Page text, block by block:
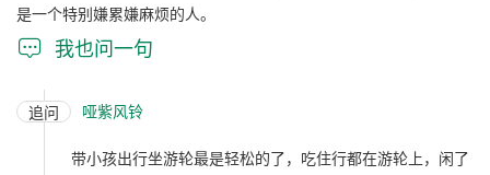
是一个特别嫌累嫌麻烦的人。
 我也问一句
追问 哑紫风铃
带小孩出行坐游轮最是轻松的了，吃住行都在游轮上，闲了